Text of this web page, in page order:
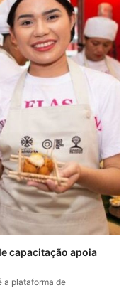
capacitação apoia
a plataforma de